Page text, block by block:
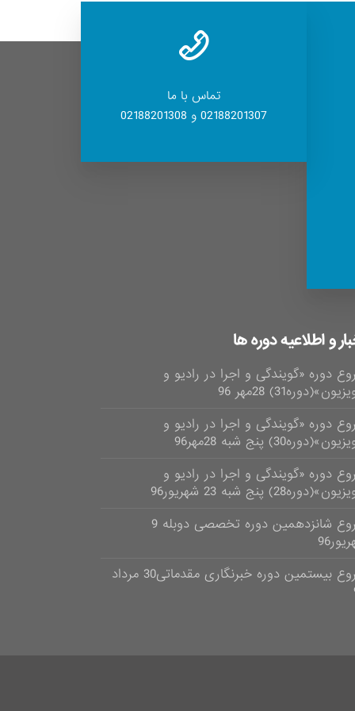
تماس با ما
02188201307 و 02188201308
و اطلاعیه دوره ها
دوره «گویندگی و اجرا در رادیو و
28مهر 96
دوره «گویندگی و اجرا در رادیو و
پنج شبه 28مهر96
دوره «گویندگی و اجرا در رادیو و
پنج شبه 23 شهریور96
شروع شانزدهمین دوره تخصصی دوبله 9
شروع بیستمین دوره خبرنگاری مقدماتی30 مرداد